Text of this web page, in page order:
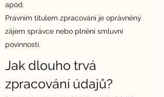
apod.
Právním titulem zpracování je oprávněný
zájem správce nebo plnění smluvní
povinnosti.
Jak dlouho trvá
zpracování údajů?